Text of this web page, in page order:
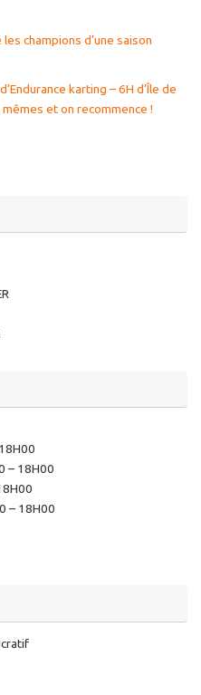
champions d’une saison
karting – 6H d’Île de
et on recommence !
– 18H00
– 18H00